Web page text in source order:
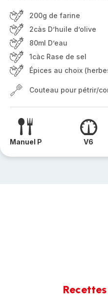
200g de farine
2càs D’huile d’olive
80ml D’eau
1càc Rase de sel
Épices au choix
Couteau pour pétrir/
Manuel P V6